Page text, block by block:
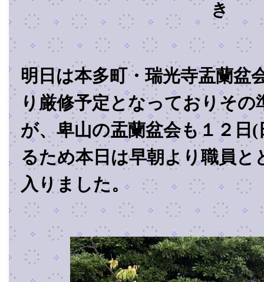
き
明日は本多町・瑞光寺盂蘭盆
り厳修予定となっておりその
が、卑山の盂蘭盆会も１２日
るため本日は早朝より職員と
入りました。